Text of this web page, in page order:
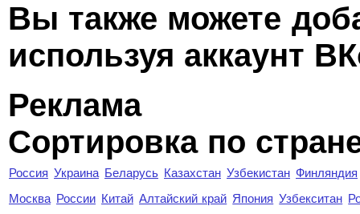
Вы также можете
используя аккаунт
Реклама
Сортировка по
Россия Украина Беларусь Казахстан Узбекистан Финляндия
Москва России Китай Алтайский край Япония Узбекситан